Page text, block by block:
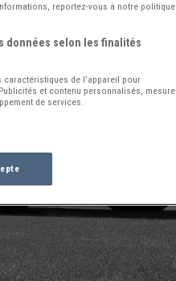
nos listes
dans notre annuaire.
reportez-vous à notre politique
données selon les finalités
de l’appareil pour
et contenu personnalisés, mesure
de services.